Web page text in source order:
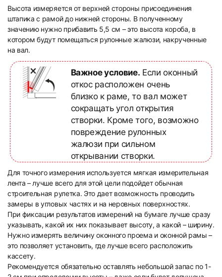
Высота измеряется от верхней стороны присоединения
штапика с рамой до нижней стороны. В полученному
значению нужно прибавить 5,5 см – это высота короба, в
котором будут помещаться рулонные жалюзи, накрученные
на вал.
Важное условие. Если оконный
откос расположен очень
близко к раме, то вал может
сокращать угол открытия
створки. Кроме того, возможно
повреждение рулонных
жалюзи при сильном
открывании створки.
Для точного измерения используется мягкая измерительная
лента – лучше всего для этой цели подойдет обычная
строительная рулетка. Это дает возможность проводить
замеры в угловых частях и на неровных поверхностях.
При фиксации результатов измерений на бумаге лучше сразу
указывать, какой их них показывает высоту, а какой – ширину.
Нужно измерять величину оконного проема и оконной рамы –
это позволяет установить, где лучше всего расположить
кассету.
Рекомендуется обязательно оставлять небольшой запас по 1-